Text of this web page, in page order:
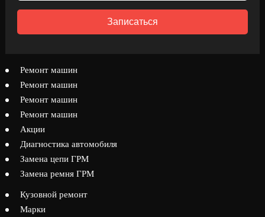
Записаться
Ремонт машин
Ремонт машин
Ремонт машин
Ремонт машин
Акции
Диагностика автомобиля
Замена цепи ГРМ
Замена ремня ГРМ
Кузовной ремонт
Марки